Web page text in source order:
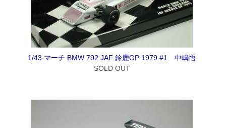
1/43 マーチ BMW 792 JAF 鈴鹿GP 1979 #1 中嶋悟
SOLD OUT